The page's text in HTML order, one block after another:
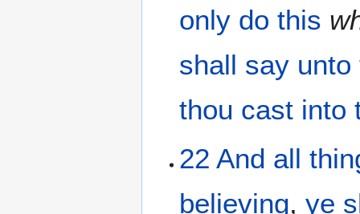
only do this
shall say unto
thou cast into
22 And all
believing,ye